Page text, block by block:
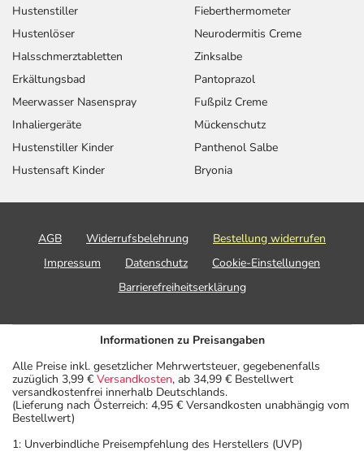
Hustenstiller
Hustenlöser
Halsschmerztabletten
Erkältungsbad
Meerwasser Nasenspray
Inhaliergeräte
Hustenstiller Kinder
Hustensaft Kinder
Fieberthermometer
Neurodermitis Creme
Zinksalbe
Pantoprazol
Fußpilz Creme
Mückenschutz
Panthenol Salbe
Bryonia
AGB Widerrufsbelehrung
Bestellung widerrufen
Impressum
Datenschutz
Cookie-Einstellungen
Barrierefreiheitserklärung
Informationen zu Preisangaben
Alle Preise inkl. gesetzlicher Mehrwertsteuer, gegebenenfalls
zuzüglich 3,99 € Versandkosten, ab 34,99 € Bestellwert
versandkostenfrei innerhalb Deutschlands.
(Lieferung nach Österreich: 4,95 € Versandkosten unabhängig vom
Bestellwert)
1: Unverbindliche Preisempfehlung des Herstellers (UVP)